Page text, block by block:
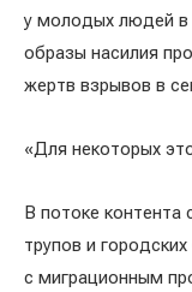
у молодых людей в
образы насилия
жертв взрывов в
«Для некоторых
В потоке
трупов и
с миграционным